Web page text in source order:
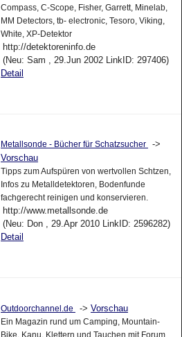
Compass, C-Scope, Fisher, Garrett, Minelab,
MM Detectors, tb- electronic, Tesoro, Viking,
White, XP-Detektor
http://detektoreninfo.de
(Neu: Sam , 29.Jun 2002 LinkID: 297406)
Detail
Metallsonde - Bücher für Schatzsucher
->
Vorschau
Tipps zum Aufspüren von wertvollen Schtzen,
Infos zu Metalldetektoren, Bodenfunde
fachgerecht reinigen und konservieren.
http://www.metallsonde.de
(Neu: Don , 29.Apr 2010 LinkID: 2596282)
Detail
Outdoorchannel.de -> Vorschau
Ein Magazin rund um Camping, Mountain-